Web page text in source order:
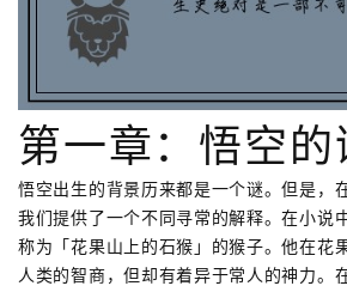
第一章：悟空的
悟空出生的背景历来都是一个谜。但是，
我们提供了一个不同寻常的解释。在小说
称为「花果山上的石猴」的猴子。他在花
人类的智商，但却有着异于常人的神力。